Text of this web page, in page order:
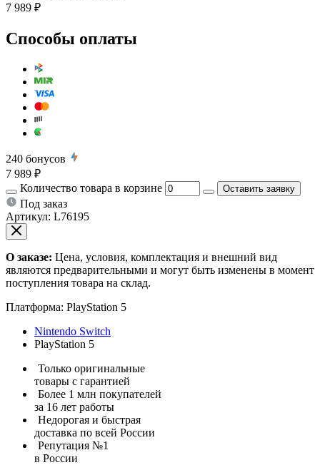
7 989 ₽
Способы оплаты
240 бонусов
7 989 ₽
Количество товара в корзине
Оставить заявку
Под заказ
Артикул: L76195
О заказе: Цена, условия, комплектация и внешний вид
являются предварительными и могут быть изменены в момент
поступления товара на склад.
Платформа: PlayStation 5
Nintendo Switch
PlayStation 5
Только оригинальные
товары с гарантией
Более 1 млн покупателей
за 16 лет работы
Недорогая и быстрая
доставка по всей России
Репутация №1
в России